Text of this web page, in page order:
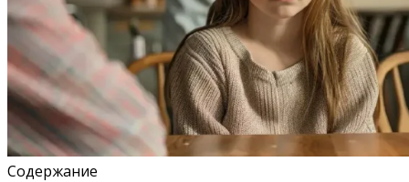
Содержание